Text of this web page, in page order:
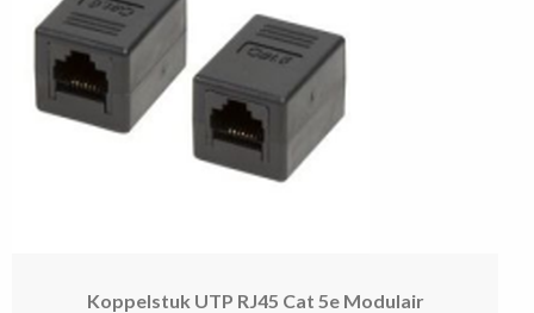
Koppelstuk UTP RJ45 Cat 5e Modulair